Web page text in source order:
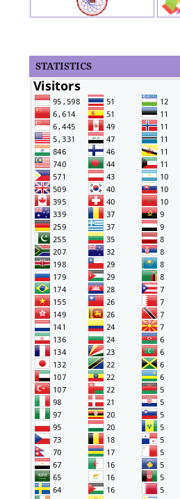
STATISTICS